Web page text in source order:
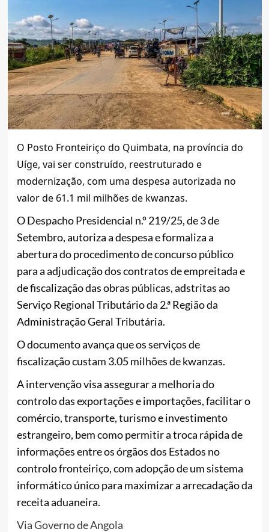
O Posto Fronteiriço do Quimbata, na província do
Uíge, vai ser construído, reestruturado e
modernização, com uma despesa autorizada no
valor de 61.1 mil milhões de kwanzas.
O Despacho Presidencial n.º 219/25, de 3 de
Setembro, autoriza a despesa e formaliza a
abertura do procedimento de concurso público
para a adjudicação dos contratos de empreitada e
de fiscalização das obras públicas, adstritas ao
Serviço Regional Tributário da 2.ª Região da
Administração Geral Tributária.
O documento avança que os serviços de
fiscalização custam 3.05 milhões de kwanzas.
A intervenção visa assegurar a melhoria do
controlo das exportações e importações, facilitar o
comércio, transporte, turismo e investimento
estrangeiro, bem como permitir a troca rápida de
informações entre os órgãos dos Estados no
controlo fronteiriço, com adopção de um sistema
informático único para maximizar a arrecadação da
receita aduaneira.
Via Governo de Angola